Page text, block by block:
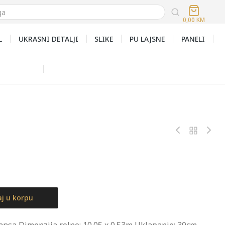
0,00 KM
UKRASNI DETALJI SLIKE PU LAJSNE PANELI
u korpu